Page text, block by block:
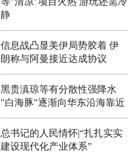
静
信息战凸显美伊局势胶着 伊
朗称与阿曼接近达成协议
黑贵滇琼等有分散性强降水
"白海豚"逐渐向华东沿海靠近
总书记的人民情怀|“扎扎实实
建设现代化产业体系”